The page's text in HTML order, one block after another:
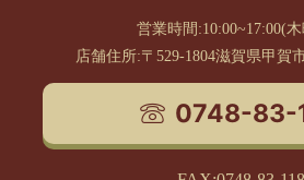
営業時間:10:00~17:00(
店舗住所:〒529-1804滋賀県甲賀
0748-83-